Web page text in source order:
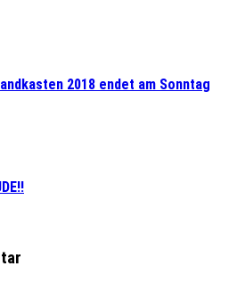
2018 endet am Sonntag